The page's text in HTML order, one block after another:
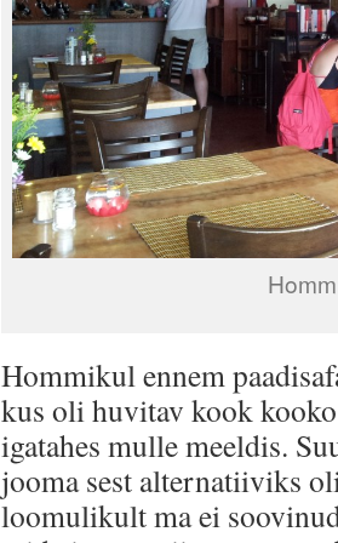
Hommikul ennem
kus oli huvitav kook
igatahes mulle meeldis.
jooma sest alternatiiviks
loomulikult ma ei